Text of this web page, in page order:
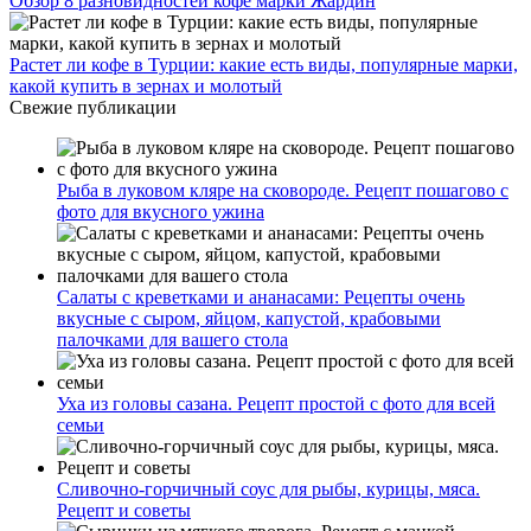
Растет ли кофе в Турции: какие есть виды, популярные марки,
какой купить в зернах и молотый
Свежие публикации
Рыба в луковом кляре на сковороде. Рецепт пошагово с
фото для вкусного ужина
Салаты с креветками и ананасами: Рецепты очень
вкусные с сыром, яйцом, капустой, крабовыми
палочками для вашего стола
Уха из головы сазана. Рецепт простой с фото для всей
семьи
Сливочно-горчичный соус для рыбы, курицы, мяса.
Рецепт и советы